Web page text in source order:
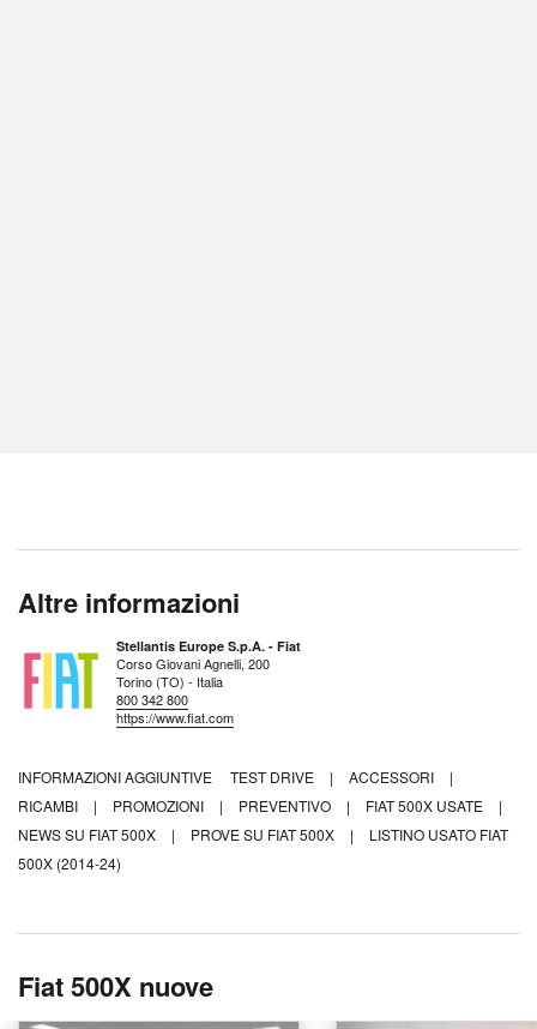
Altre informazioni
Stellantis Europe S.p.A. - Fiat
Corso Giovani Agnelli, 200
Torino (TO) - Italia
800 342 800
https://www.fiat.com
INFORMAZIONI AGGIUNTIVE TEST DRIVE | ACCESSORI
|
RICAMBI
| PROMOZIONI | PREVENTIVO | FIAT 500X USATE
|
NEWS SU FIAT 500X
| PROVE SU FIAT 500X |
LISTINO USATO FIAT
500X (2014-24)
Fiat 500X nuove